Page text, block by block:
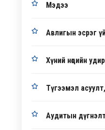
Мэдээ
Авлигын эсрэг
Хүний нөөцийн
Түгээмэл
Аудитын